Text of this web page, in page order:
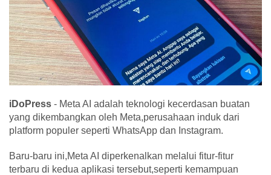
iDoPress - Meta AI adalah teknologi kecerdasan buatan
yang dikembangkan oleh Meta,perusahaan induk dari
platform populer seperti WhatsApp dan Instagram.
Baru-baru ini,Meta AI diperkenalkan melalui fitur-fitur
terbaru di kedua aplikasi tersebut,seperti kemampuan